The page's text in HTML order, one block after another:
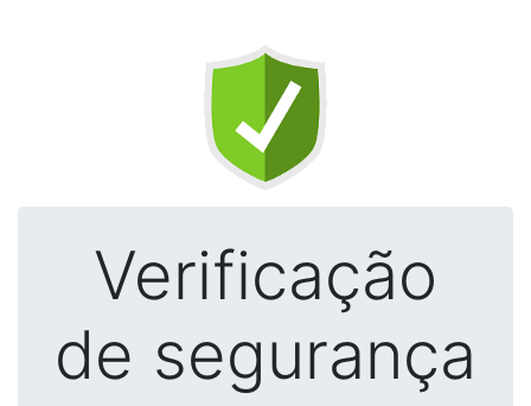
Verificação
de segurança